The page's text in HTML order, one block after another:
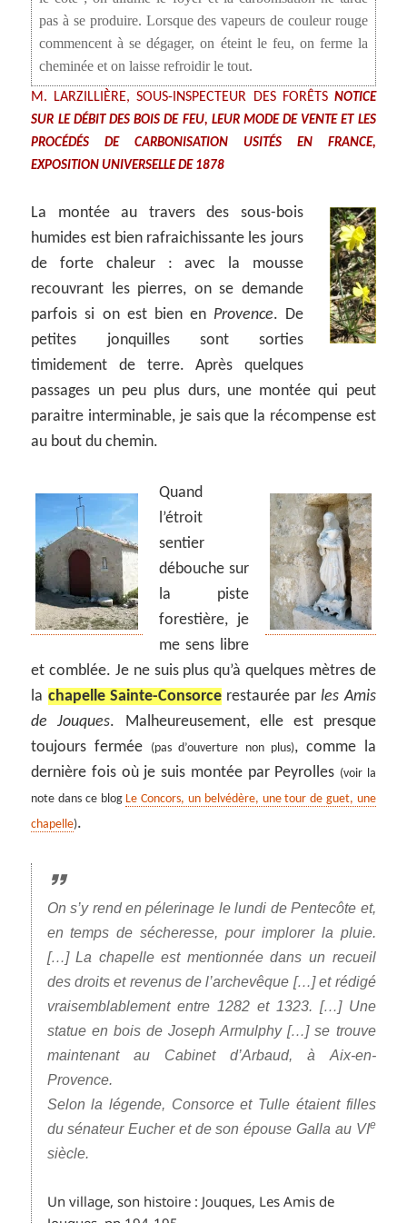
pas à se produire. Lorsque des vapeurs de couleur rouge
commencent à se dégager, on éteint le feu, on ferme la
cheminée et on laisse refroidir le tout.
M. LARZILLIÈRE, SOUS-INSPECTEUR DES FORÊTS NOTICE
SUR LE DÉBIT DES BOIS DE FEU, LEUR MODE DE VENTE ET LES
PROCÉDÉS DE CARBONISATION USITÉS EN FRANCE,
EXPOSITION UNIVERSELLE DE 1878
La montée au travers des sous-bois
humides est bien rafraichissante les jours
de forte chaleur : avec la mousse
recouvrant les pierres, on se demande
parfois si on est bien en Provence. De
petites jonquilles sont sorties
timidement de terre. Après quelques
passages un peu plus durs, une montée qui peut
paraitre interminable, je sais que la récompense est
au bout du chemin.
Quand
l’étroit
sentier
débouche sur
la piste
forestière, je
me sens libre
et comblée. Je ne suis plus qu’à quelques mètres de
la chapelle Sainte-Consorcerestaurée parles Amis
de Jouques. Malheureusement, elle est presque
toujours fermée
(pas d’ouverture non plus), comme la
dernière fois où je suis montée par Peyrolles (voir la
note dans ce blog Le Concors, un belvédère, une tour de guet, une
chapelle).
On s’y rend en pélerinage le lundi de Pentecôte et,
en temps de sécheresse, pour implorer la pluie.
[…] La chapelle est mentionnée dans un recueil
des droits et revenus de l’archevêque […] et rédigé
vraisemblablement entre 1282 et 1323. […] Une
statue en bois de Joseph Armulphy […] se trouve
maintenant au Cabinet d’Arbaud, à Aix-en-
Provence.
Selon la légende, Consorce et Tulle étaient filles
du sénateur Eucher et de son épouse Galla au VIe
siècle.
Un village, son histoire : Jouques, Les Amis de